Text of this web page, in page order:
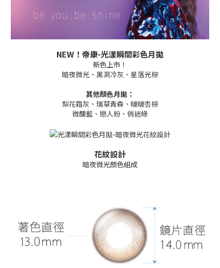
NEW！帝康-光漾瞬間彩色月拋
新色上市！
暗夜微光、黑洞冷灰、星落光棕
其他顏色月拋：
梨花霜灰、瑞草青森、啵啵杏棕
微醺藍、戀人粉、俏迷綠
花紋設計
暗夜微光顏色組成